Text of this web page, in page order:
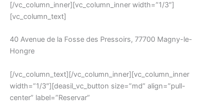
[/vc_column_inner][vc_column_inner width=”1/3″]
[vc_column_text]
40 Avenue de la Fosse des Pressoirs, 77700 Magny-le-
Hongre
[/vc_column_text][/vc_column_inner][vc_column_inner
width=”1/3″][deasil_vc_button size=”md” align=”pull-
center” label=”Reservar”